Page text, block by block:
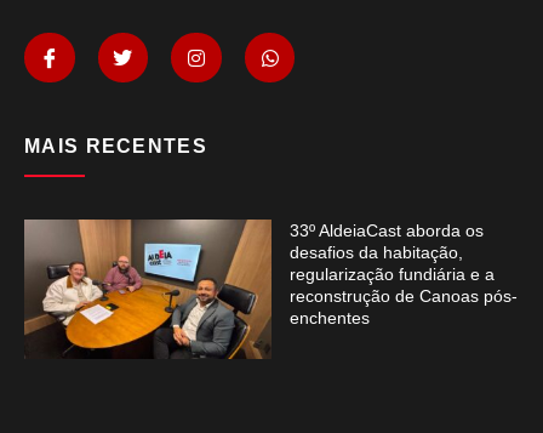
MAIS RECENTES
33º AldeiaCast aborda os
desafios da habitação,
regularização fundiária e a
reconstrução de Canoas pós-
enchentes